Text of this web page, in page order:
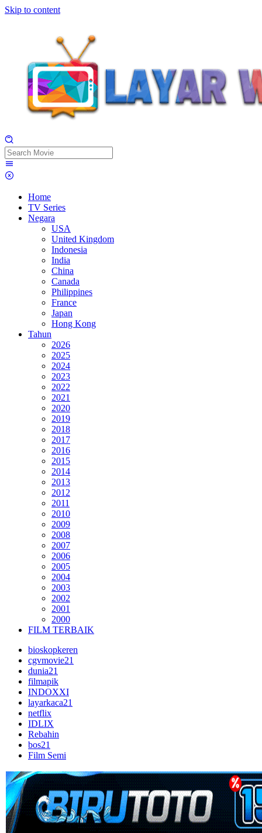
Skip to content
Home
TV Series
Negara
USA
United Kingdom
Indonesia
India
China
Canada
Philippines
France
Japan
Hong Kong
Tahun
2026
2025
2024
2023
2022
2021
2020
2019
2018
2017
2016
2015
2014
2013
2012
2011
2010
2009
2008
2007
2006
2005
2004
2003
2002
2001
2000
FILM TERBAIK
bioskopkeren
cgvmovie21
dunia21
filmapik
INDOXXI
layarkaca21
netflix
IDLIX
Rebahin
bos21
Film Semi